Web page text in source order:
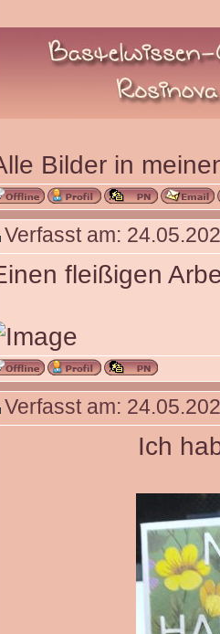
Bilder in
Verfasst am:
fleißigen
Verfasst am:
Ich